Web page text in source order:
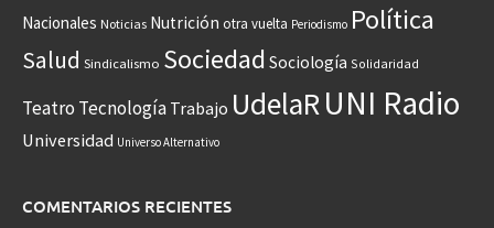
Nacionales Noticias Nutrición otra vuelta Periodismo Política
Salud Sindicalismo Sociedad Sociología Solidaridad
Teatro Tecnología Trabajo UdelaRUNI Radio
Universidad Universo Alternativo
COMENTARIOS RECIENTES